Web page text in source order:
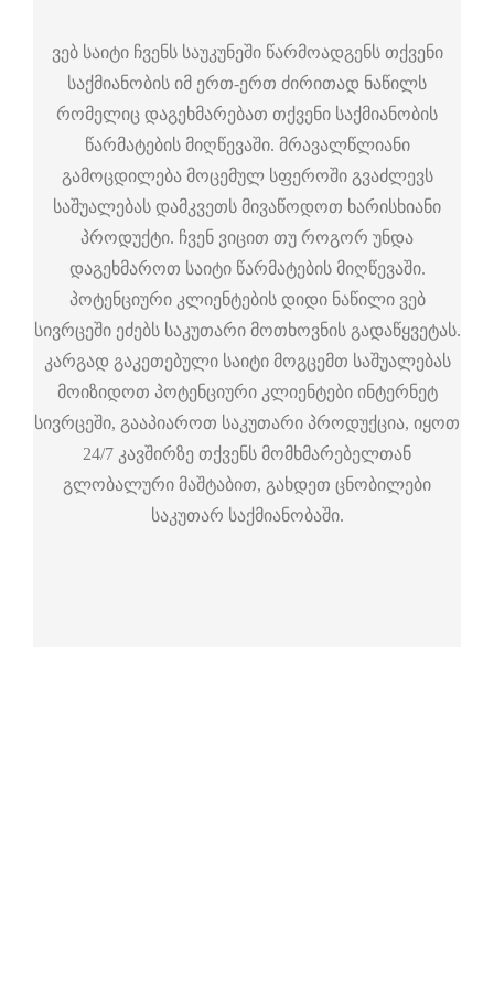
ვებ საიტი ჩვენს საუკუნეში წარმოადგენს თქვენი
საქმიანობის იმ ერთ-ერთ ძირითად ნაწილს
რომელიც დაგეხმარებათ თქვენი საქმიანობის
წარმატების მიღწევაში. მრავალწლიანი
გამოცდილება მოცემულ სფეროში გვაძლევს
საშუალებას დამკვეთს მივაწოდოთ ხარისხიანი
პროდუქტი. ჩვენ ვიცით თუ როგორ უნდა
დაგეხმაროთ საიტი წარმატების მიღწევაში.
პოტენციური კლიენტების დიდი ნაწილი ვებ
სივრცეში ეძებს საკუთარი მოთხოვნის გადაწყვეტას.
კარგად გაკეთებული საიტი მოგცემთ საშუალებას
მოიზიდოთ პოტენციური კლიენტები ინტერნეტ
სივრცეში, გააპიაროთ საკუთარი პროდუქცია, იყოთ
24/7 კავშირზე თქვენს მომხმარებელთან
გლობალური მაშტაბით, გახდეთ ცნობილები
საკუთარ საქმიანობაში.